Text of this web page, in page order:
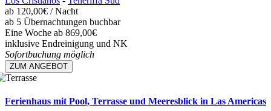
ab 120,00€ / Nacht
ab 5 Übernachtungen buchbar
Eine Woche ab 869,00€
inklusive Endreinigung und NK
Sofortbuchung möglich
ZUM ANGEBOT
Ferienhaus mit Pool, Terrasse und Meeresblick in Las Americas